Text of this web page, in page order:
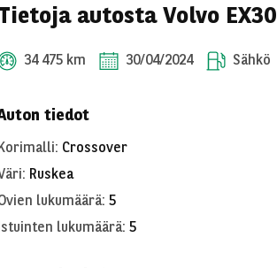
autosta Volvo EX30
34 475 km 30/04/2024 Sähkö
tiedot
: Crossover
: Ruskea
lukumäärä: 5
lukumäärä: 5